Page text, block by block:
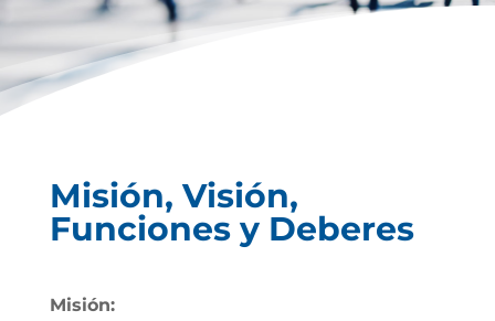
Misión, Visión,
Funciones y Deberes
Misión: